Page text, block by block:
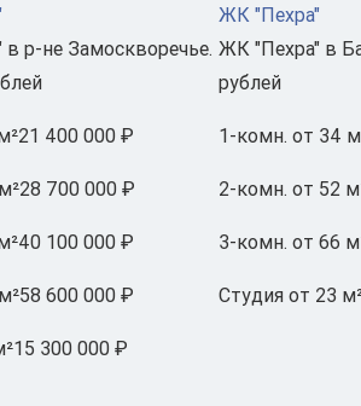
р-не Замоскворечье.
21 400 000 ₽
28 700 000 ₽
40 100 000 ₽
58 600 000 ₽
15 300 000 ₽
ЖК "Пехра"
ЖК "Пехра" в
рублей
1-комн. от 34
2-комн. от 52
3-комн. от 66
Студия от 23